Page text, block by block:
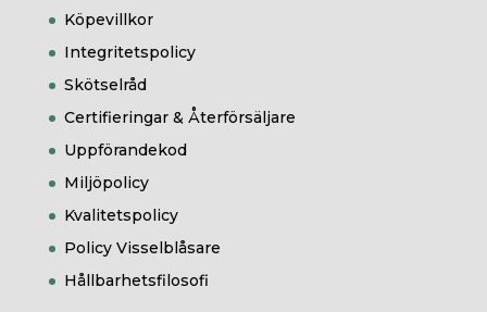
Köpevillkor
Integritetspolicy
Skötselråd
Certifieringar & Återförsäljare
Uppförandekod
Miljöpolicy
Kvalitetspolicy
Policy Visselblåsare
Hållbarhetsfilosofi